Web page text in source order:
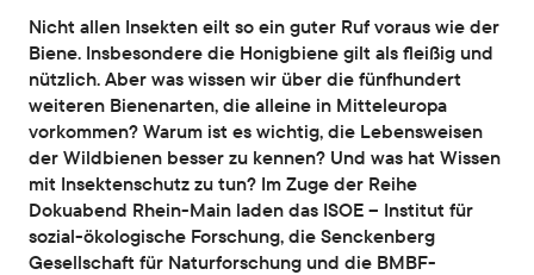
Nicht allen Insekten eilt so ein guter Ruf voraus wie der
Biene. Insbesondere die Honigbiene gilt als fleißig und
nützlich. Aber was wissen wir über die fünfhundert
weiteren Bienenarten, die alleine in Mitteleuropa
vorkommen? Warum ist es wichtig, die Lebensweisen
der Wildbienen besser zu kennen? Und was hat Wissen
mit Insektenschutz zu tun? Im Zuge der Reihe
Dokuabend Rhein-Main laden das ISOE – Institut für
sozial-ökologische Forschung, die Senckenberg
Gesellschaft für Naturforschung und die BMBF-